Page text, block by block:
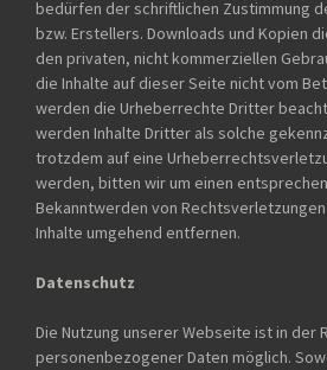
bedürfen der schriftlichen Zustimmung
bzw. Erstellers. Downloads und Kopien
den privaten, nicht kommerziellen
die Inhalte auf dieser Seite nicht vom
werden die Urheberrechte Dritter
werden Inhalte Dritter als solche
trotzdem auf eine
werden, bitten wir um einen
Bekanntwerden von
Inhalte umgehend entfernen.
Datenschutz
Die Nutzung unserer Webseite ist in der
personenbezogener Daten möglich.